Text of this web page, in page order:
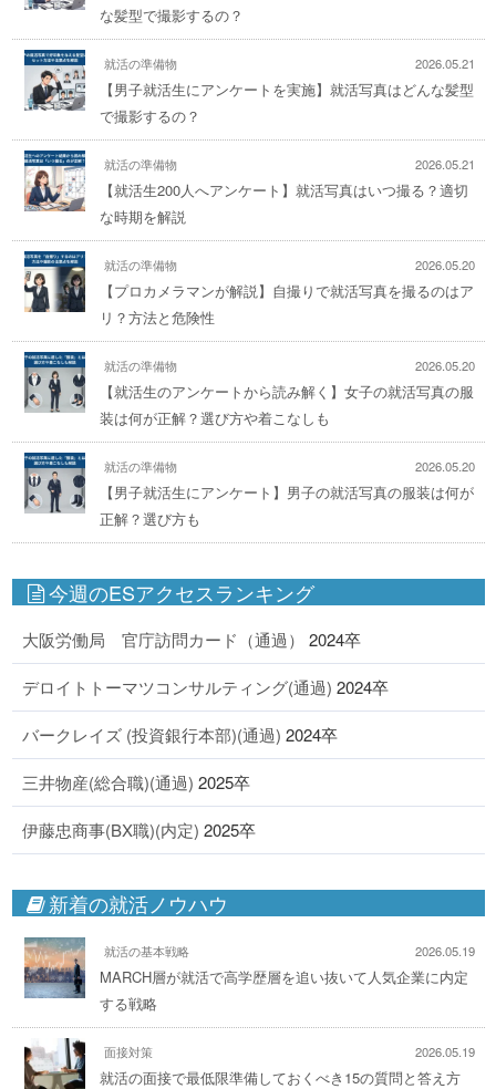
な髪型で撮影するの？
就活の準備物 2026.05.21
【男子就活生にアンケートを実施】就活写真はどんな髪型
で撮影するの？
就活の準備物 2026.05.21
【就活生200人へアンケート】就活写真はいつ撮る？適切
な時期を解説
就活の準備物 2026.05.20
【プロカメラマンが解説】自撮りで就活写真を撮るのはア
リ？方法と危険性
就活の準備物 2026.05.20
【就活生のアンケートから読み解く】女子の就活写真の服
装は何が正解？選び方や着こなしも
就活の準備物 2026.05.20
【男子就活生にアンケート】男子の就活写真の服装は何が
正解？選び方も
今週のESアクセスランキング
大阪労働局 官庁訪問カード（通過） 2024卒
デロイトトーマツコンサルティング(通過) 2024卒
バークレイズ (投資銀行本部)(通過) 2024卒
三井物産(総合職)(通過) 2025卒
伊藤忠商事(BX職)(内定) 2025卒
新着の就活ノウハウ
就活の基本戦略 2026.05.19
MARCH層が就活で高学歴層を追い抜いて人気企業に内定
する戦略
面接対策 2026.05.19
就活の面接で最低限準備しておくべき15の質問と答え方